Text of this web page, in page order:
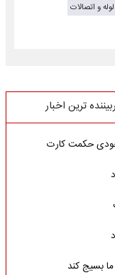
و اتصالات
ترین اخبار
حکمت کارت
بسیج کند